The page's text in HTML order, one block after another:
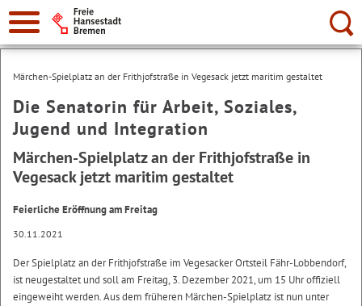
Suche:
Märchen-Spielplatz an der Frithjofstraße in Vegesack jetzt maritim gestaltet
Die Senatorin für Arbeit, Soziales,
Jugend und Integration
Märchen-Spielplatz an der Frithjofstraße in
Vegesack jetzt maritim gestaltet
Feierliche Eröffnung am Freitag
30.11.2021
Der Spielplatz an der Frithjofstraße im Vegesacker Ortsteil Fähr-Lobbendorf,
ist neugestaltet und soll am Freitag, 3. Dezember 2021, um 15 Uhr offiziell
eingeweiht werden. Aus dem früheren Märchen-Spielplatz ist nun unter